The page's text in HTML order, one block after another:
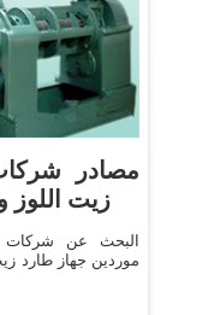
مصادر
زيت اللوز
البحث عن شركات
موردين جهاز طارد